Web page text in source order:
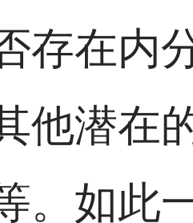
存在内
他潜在
。如此